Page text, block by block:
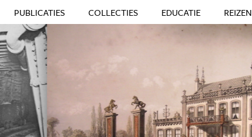
PUBLICATIES COLLECTIES EDUCATIE REIZEN